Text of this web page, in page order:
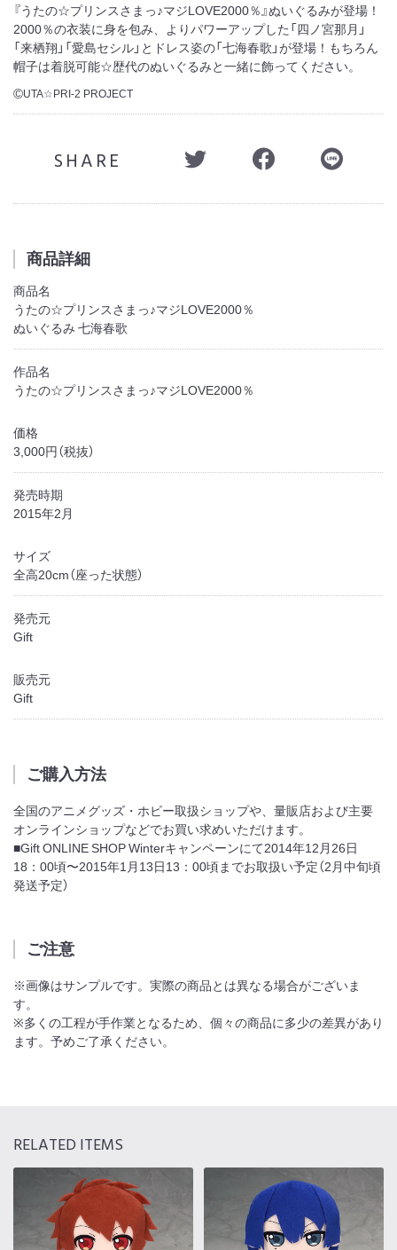
『うたの☆プリンスさまっ♪マジLOVE2000％』ぬいぐるみが登場！
2000％の衣装に身を包み、よりパワーアップした「四ノ宮那月」
「来栖翔」「愛島セシル」とドレス姿の「七海春歌」が登場！もちろん
帽子は着脱可能☆歴代のぬいぐるみと一緒に飾ってください。
©UTA☆PRI-2 PROJECT
SHARE
商品詳細
商品名
うたの☆プリンスさまっ♪マジLOVE2000％
ぬいぐるみ 七海春歌
作品名
うたの☆プリンスさまっ♪マジLOVE2000％
価格
3,000円（税抜）
発売時期
2015年2月
サイズ
全高20cm（座った状態）
発売元
Gift
販売元
Gift
ご購入方法
全国のアニメグッズ・ホビー取扱ショップや、量販店および主要
オンラインショップなどでお買い求めいただけます。
■Gift ONLINE SHOP Winterキャンペーンにて2014年12月26日
18：00頃〜2015年1月13日13：00頃までお取扱い予定（2月中旬頃
発送予定）
ご注意
※画像はサンプルです。実際の商品とは異なる場合がございま
す。
※多くの工程が手作業となるため、個々の商品に多少の差異があり
ます。予めご了承ください。
RELATED ITEMS